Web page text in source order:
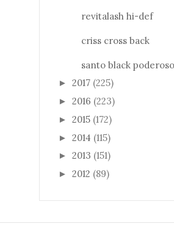
revitalash hi-def
criss cross back
santo black poderoso
► 2017 (225)
► 2016 (223)
► 2015 (172)
► 2014 (115)
► 2013 (151)
► 2012 (89)